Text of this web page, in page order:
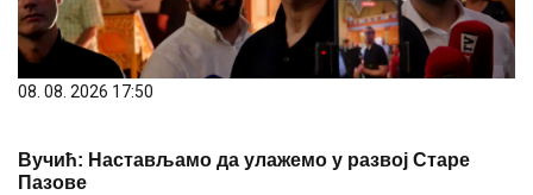
08. 08. 2026 17:50
Вучић: Настављамо да улажемо у развој Старе
Пазове